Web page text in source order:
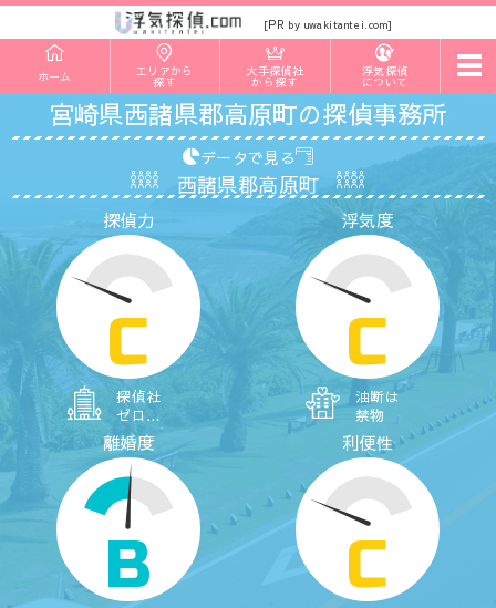
[PR by uwakitantei.com]
ホーム エリアから
探す
大手探偵社
から探す
浮気探偵
について
t
o
g
e
v
o
n
宮崎県西諸県郡高原町の探偵事務所
探偵力
C
探偵社
ゼロ…
浮気度
C
油断は
禁物
データで見る
西諸県郡高原町
離婚度
B
利便性
C